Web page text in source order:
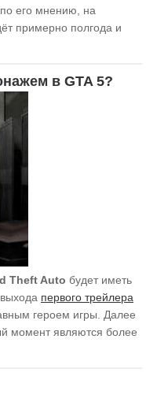
по его мнению, на
примерно полгода и
в GTA 5?
Theft Auto будет иметь
первого трейлера
героем игры. Далее
момент являются более